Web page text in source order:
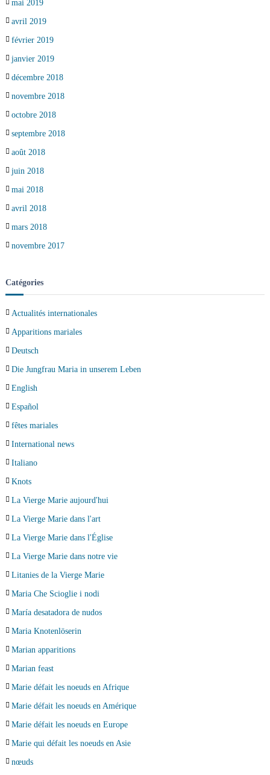
mai 2019
avril 2019
février 2019
janvier 2019
décembre 2018
novembre 2018
octobre 2018
septembre 2018
août 2018
juin 2018
mai 2018
avril 2018
mars 2018
novembre 2017
Catégories
Actualités internationales
Apparitions mariales
Deutsch
Die Jungfrau Maria in unserem Leben
English
Español
fêtes mariales
International news
Italiano
Knots
La Vierge Marie aujourd'hui
La Vierge Marie dans l'art
La Vierge Marie dans l'Église
La Vierge Marie dans notre vie
Litanies de la Vierge Marie
Maria Che Scioglie i nodi
María desatadora de nudos
Maria Knotenlöserin
Marian apparitions
Marian feast
Marie défait les noeuds en Afrique
Marie défait les noeuds en Amérique
Marie défait les noeuds en Europe
Marie qui défait les noeuds en Asie
nœuds